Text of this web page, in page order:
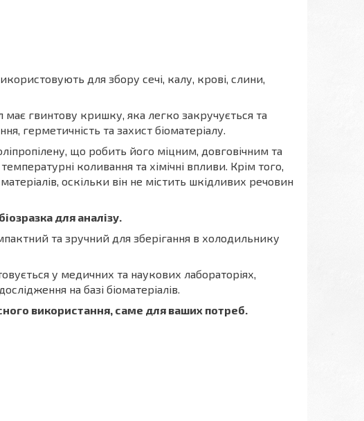
для збору сечі, калу, крові, слини,
має гвинтову кришку, яка легко закручується та
герметичність та захист біоматеріалу.
що робить його міцним, довговічним та
коливання та хімічні впливи. Крім того,
оскільки він не містить шкідливих речовин
для аналізу.
та зручний для зберігання в холодильнику
у медичних та наукових лабораторіях,
на базі біоматеріалів.
використання, саме для ваших потреб.